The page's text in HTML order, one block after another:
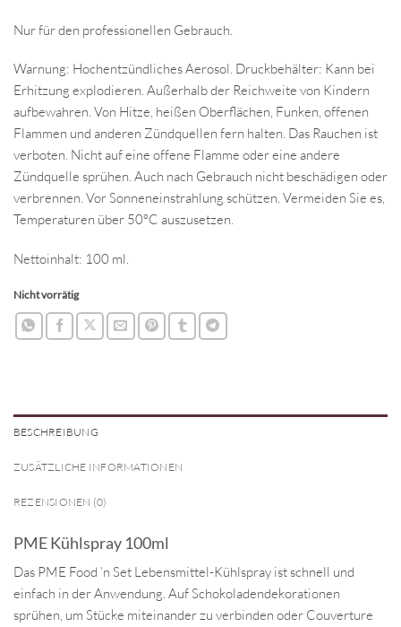
Nur für den professionellen Gebrauch.
Warnung: Hochentzündliches Aerosol. Druckbehälter: Kann bei
Erhitzung explodieren. Außerhalb der Reichweite von Kindern
aufbewahren. Von Hitze, heißen Oberflächen, Funken, offenen
Flammen und anderen Zündquellen fern halten. Das Rauchen ist
verboten. Nicht auf eine offene Flamme oder eine andere
Zündquelle sprühen. Auch nach Gebrauch nicht beschädigen oder
verbrennen. Vor Sonneneinstrahlung schützen. Vermeiden Sie es,
Temperaturen über 50°C auszusetzen.
Nettoinhalt: 100 ml.
Nicht vorrätig
BESCHREIBUNG
ZUSÄTZLICHE INFORMATIONEN
REZENSIONEN (0)
PME Kühlspray 100ml
Das PME Food ’n Set Lebensmittel-Kühlspray ist schnell und
einfach in der Anwendung. Auf Schokoladendekorationen
sprühen, um Stücke miteinander zu verbinden oder Couverture